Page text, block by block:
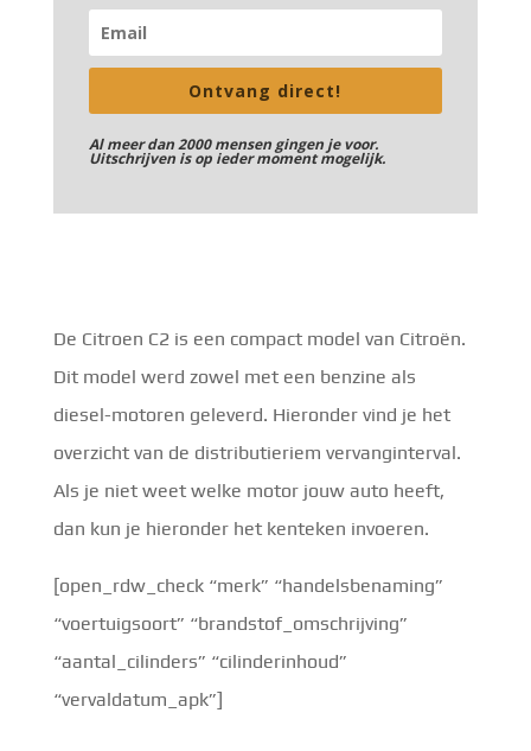
Ontvang direct!
Al meer dan 2000 mensen gingen je voor.
Uitschrijven is op ieder moment mogelijk.
De Citroen C2 is een compact model van Citroën.
Dit model werd zowel met een benzine als
diesel-motoren geleverd. Hieronder vind je het
overzicht van de distributieriem vervanginterval.
Als je niet weet welke motor jouw auto heeft,
dan kun je hieronder het kenteken invoeren.
[open_rdw_check “merk” “handelsbenaming”
“voertuigsoort” “brandstof_omschrijving”
“aantal_cilinders” “cilinderinhoud”
“vervaldatum_apk”]